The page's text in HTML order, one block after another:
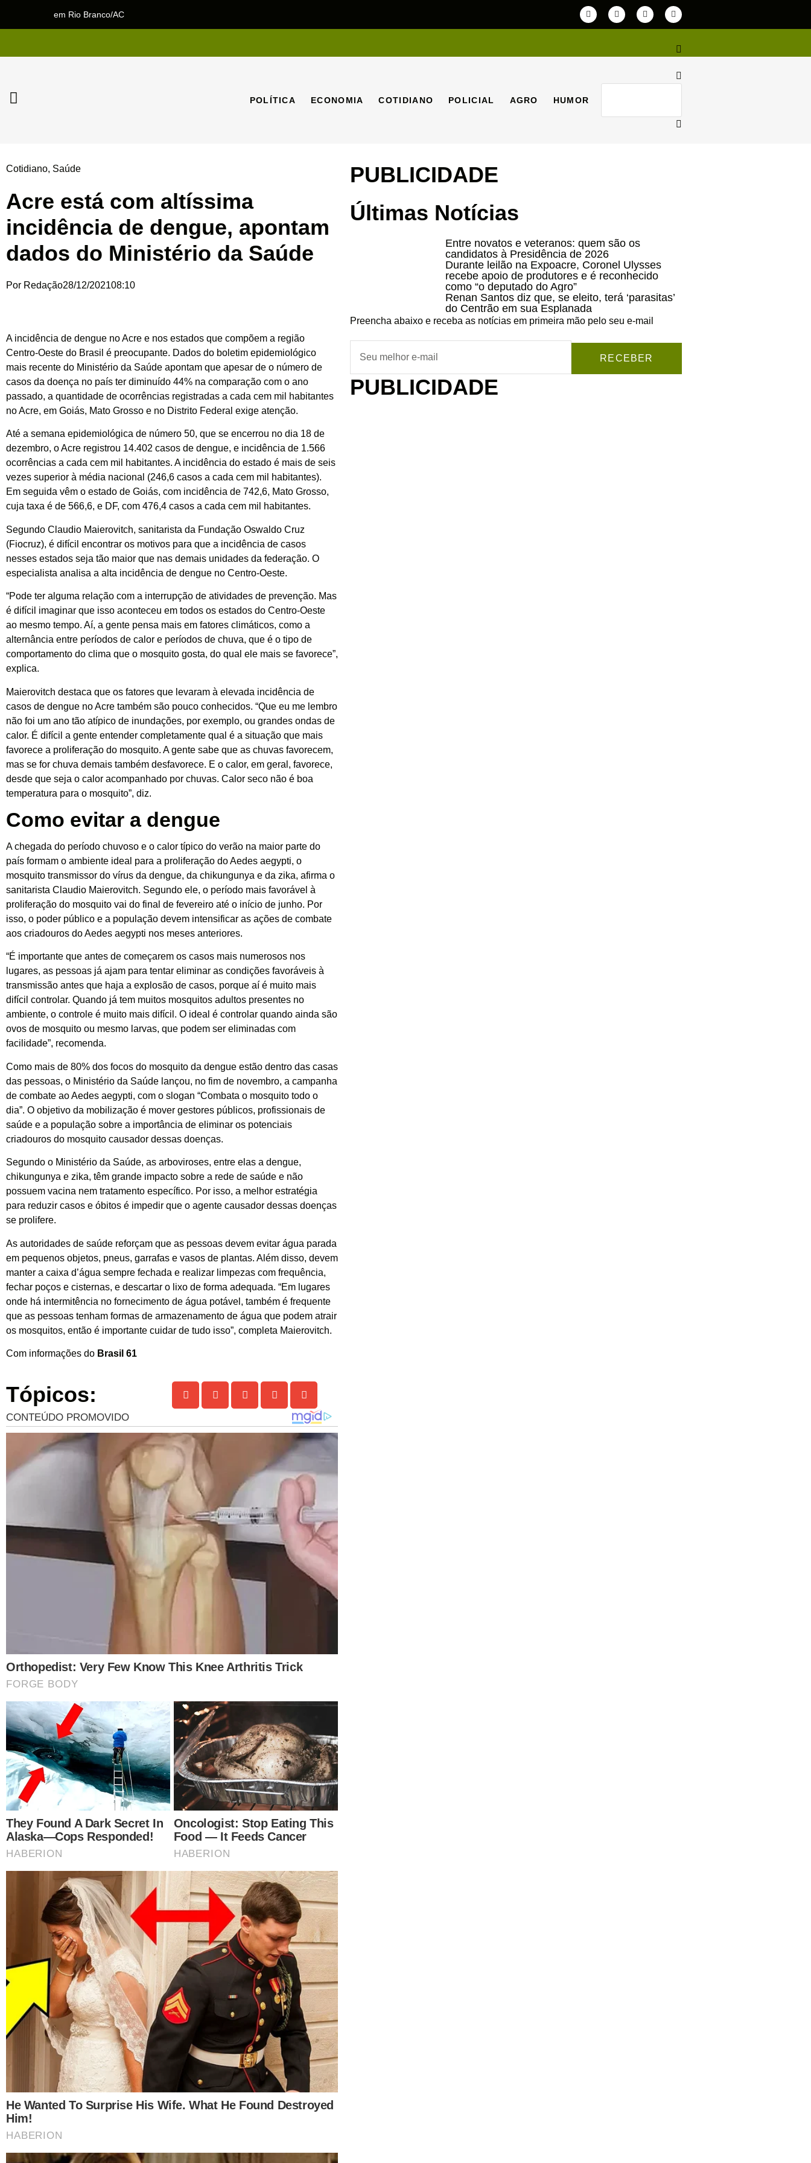
em Rio Branco/AC
POLÍTICA ECONOMIA COTIDIANO POLICIAL AGRO HUMOR
Cotidiano, Saúde
Acre está com altíssima
incidência de dengue, apontam
dados do Ministério da Saúde
Por Redação28/12/202108:10
A incidência de dengue no Acre e nos estados que compõem a região
Centro-Oeste do Brasil é preocupante. Dados do boletim epidemiológico
mais recente do Ministério da Saúde apontam que apesar de o número de
casos da doença no país ter diminuído 44% na comparação com o ano
passado, a quantidade de ocorrências registradas a cada cem mil habitantes
no Acre, em Goiás, Mato Grosso e no Distrito Federal exige atenção.
Até a semana epidemiológica de número 50, que se encerrou no dia 18 de
dezembro, o Acre registrou 14.402 casos de dengue, e incidência de 1.566
ocorrências a cada cem mil habitantes. A incidência do estado é mais de seis
vezes superior à média nacional (246,6 casos a cada cem mil habitantes).
Em seguida vêm o estado de Goiás, com incidência de 742,6, Mato Grosso,
cuja taxa é de 566,6, e DF, com 476,4 casos a cada cem mil habitantes.
Segundo Claudio Maierovitch, sanitarista da Fundação Oswaldo Cruz
(Fiocruz), é difícil encontrar os motivos para que a incidência de casos
nesses estados seja tão maior que nas demais unidades da federação. O
especialista analisa a alta incidência de dengue no Centro-Oeste.
“Pode ter alguma relação com a interrupção de atividades de prevenção. Mas
é difícil imaginar que isso aconteceu em todos os estados do Centro-Oeste
ao mesmo tempo. Aí, a gente pensa mais em fatores climáticos, como a
alternância entre períodos de calor e períodos de chuva, que é o tipo de
comportamento do clima que o mosquito gosta, do qual ele mais se favorece”,
explica.
Maierovitch destaca que os fatores que levaram à elevada incidência de
casos de dengue no Acre também são pouco conhecidos. “Que eu me lembro
não foi um ano tão atípico de inundações, por exemplo, ou grandes ondas de
calor. É difícil a gente entender completamente qual é a situação que mais
favorece a proliferação do mosquito. A gente sabe que as chuvas favorecem,
mas se for chuva demais também desfavorece. E o calor, em geral, favorece,
desde que seja o calor acompanhado por chuvas. Calor seco não é boa
temperatura para o mosquito”, diz.
Como evitar a dengue
A chegada do período chuvoso e o calor típico do verão na maior parte do
país formam o ambiente ideal para a proliferação do Aedes aegypti, o
mosquito transmissor do vírus da dengue, da chikungunya e da zika, afirma o
sanitarista Claudio Maierovitch. Segundo ele, o período mais favorável à
proliferação do mosquito vai do final de fevereiro até o início de junho. Por
isso, o poder público e a população devem intensificar as ações de combate
aos criadouros do Aedes aegypti nos meses anteriores.
“É importante que antes de começarem os casos mais numerosos nos
lugares, as pessoas já ajam para tentar eliminar as condições favoráveis à
transmissão antes que haja a explosão de casos, porque aí é muito mais
difícil controlar. Quando já tem muitos mosquitos adultos presentes no
ambiente, o controle é muito mais difícil. O ideal é controlar quando ainda são
ovos de mosquito ou mesmo larvas, que podem ser eliminadas com
facilidade”, recomenda.
Como mais de 80% dos focos do mosquito da dengue estão dentro das casas
das pessoas, o Ministério da Saúde lançou, no fim de novembro, a campanha
de combate ao Aedes aegypti, com o slogan “Combata o mosquito todo o
dia”. O objetivo da mobilização é mover gestores públicos, profissionais de
saúde e a população sobre a importância de eliminar os potenciais
criadouros do mosquito causador dessas doenças.
Segundo o Ministério da Saúde, as arboviroses, entre elas a dengue,
chikungunya e zika, têm grande impacto sobre a rede de saúde e não
possuem vacina nem tratamento específico. Por isso, a melhor estratégia
para reduzir casos e óbitos é impedir que o agente causador dessas doenças
se prolifere.
As autoridades de saúde reforçam que as pessoas devem evitar água parada
em pequenos objetos, pneus, garrafas e vasos de plantas. Além disso, devem
manter a caixa d’água sempre fechada e realizar limpezas com frequência,
fechar poços e cisternas, e descartar o lixo de forma adequada. “Em lugares
onde há intermitência no fornecimento de água potável, também é frequente
que as pessoas tenham formas de armazenamento de água que podem atrair
os mosquitos, então é importante cuidar de tudo isso”, completa Maierovitch.
Com informações do Brasil 61
Tópicos:
PUBLICIDADE
Últimas Notícias
Entre novatos e veteranos: quem são os
candidatos à Presidência de 2026
Durante leilão na Expoacre, Coronel Ulysses
recebe apoio de produtores e é reconhecido
como “o deputado do Agro”
Renan Santos diz que, se eleito, terá ‘parasitas’
do Centrão em sua Esplanada
Preencha abaixo e receba as notícias em primeira mão pelo seu e-mail
RECEBER
PUBLICIDADE